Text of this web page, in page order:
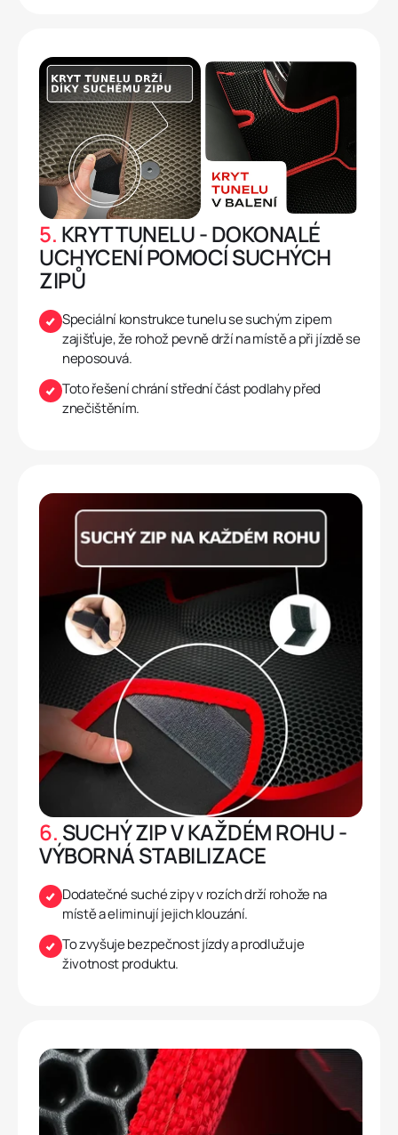
5. KRYT TUNELU - DOKONALÉ
UCHYCENÍ POMOCÍ SUCHÝCH
ZIPŮ
Speciální konstrukce tunelu se suchým zipem
zajišťuje, že rohož pevně drží na místě a při jízdě se
neposouvá.
Toto řešení chrání střední část podlahy před
znečištěním.
6. SUCHÝ ZIP V KAŽDÉM ROHU -
VÝBORNÁ STABILIZACE
Dodatečné suché zipy v rozích drží rohože na
místě a eliminují jejich klouzání.
To zvyšuje bezpečnost jízdy a prodlužuje
životnost produktu.